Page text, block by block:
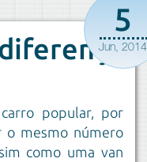
5
Jun, 2014
popular, por
o mesmo número
como uma van